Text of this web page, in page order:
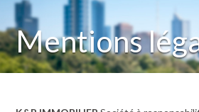
Mentions